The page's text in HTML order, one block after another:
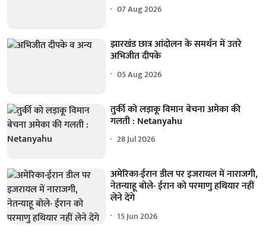
07 Aug 2026
झारखंड छात्र आंदोलन के समर्थन में उतरे
अभिजीत दीपके
05 Aug 2026
तुर्की को लड़ाकू विमान बेचना अमेका की
गलती : Netanyahu
28 Jul 2026
अमेरिका-ईरान डील पर इजरायल में नाराजगी,
नेतन्याहू बोले- ईरान को परमाणु हथियार नहीं
लेने देंगे
15 Jun 2026